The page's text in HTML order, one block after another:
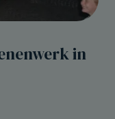
in